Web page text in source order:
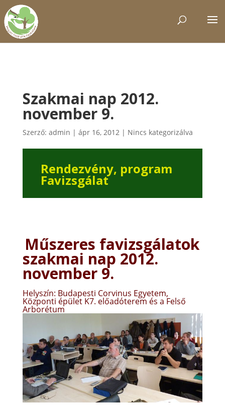
Szakmai nap 2012.
november 9.
Szerző: admin | ápr 16, 2012| Nincs kategorizálva
Rendezvény, program
Favizsgálat
Műszeres favizsgálatok
szakmai nap 2012.
november 9.
Helyszín: Budapesti Corvinus Egyetem,
Központi épület K7. előadóterem és a Felső
Arborétum